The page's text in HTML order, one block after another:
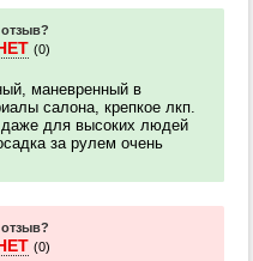
(0)
маневренный в
салона, крепкое лкп.
для высоких людей
за рулем очень
(0)